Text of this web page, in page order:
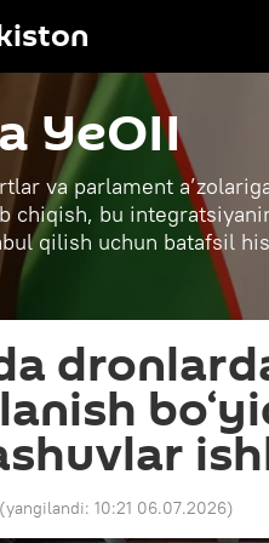
YeOII
va parlament
chiqish, bu
qilish uchun batafsil
(yangilandi: 10:21 06.07.2026)